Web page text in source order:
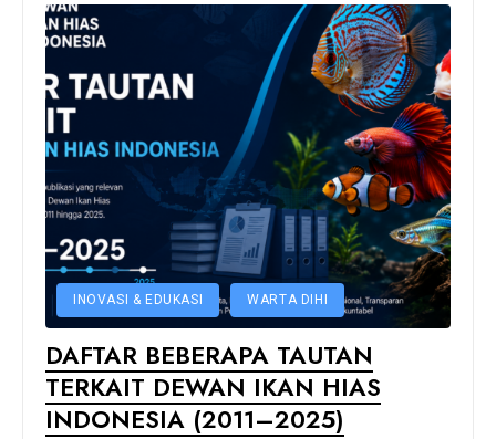
INOVASI & EDUKASI WARTA DIHI
DAFTAR BEBERAPA TAUTAN
TERKAIT DEWAN IKAN HIAS
INDONESIA (2011–2025)